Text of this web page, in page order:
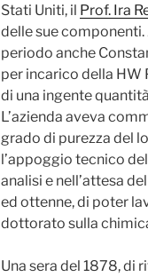
Stati Uniti, il Prof. Ira
delle sue
periodo anche
per incarico della HW
di una ingente
L’azienda aveva
grado di purezza del
l’appoggio tecnico
analisi e nell’attesa
ed ottenne, di poter
dottorato sulla
Una sera del 1878, di